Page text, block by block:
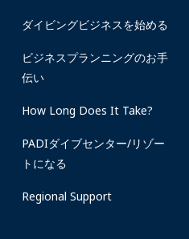
ダイビングビジネスを始める
ビジネスプランニングのお手
伝い
How Long Does It Take?
PADIダイブセンター/リゾー
トになる
Regional Support